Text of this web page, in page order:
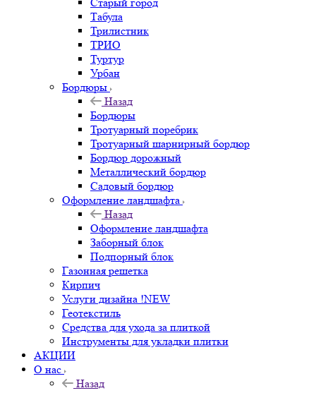
Табула
Трилистник
ТРИО
Туртур
Урбан
Бордюры
Назад
Бордюры
Тротуарный поребрик
Тротуарный шарнирный бордюр
Бордюр дорожный
Металлический бордюр
Садовый бордюр
Оформление ландшафта
Назад
Оформление ландшафта
Заборный блок
Подпорный блок
Газонная решетка
Кирпич
Услуги дизайна !NEW
Геотекстиль
Средства для ухода за плиткой
Инструменты для укладки плитки
АКЦИИ
О нас
Назад